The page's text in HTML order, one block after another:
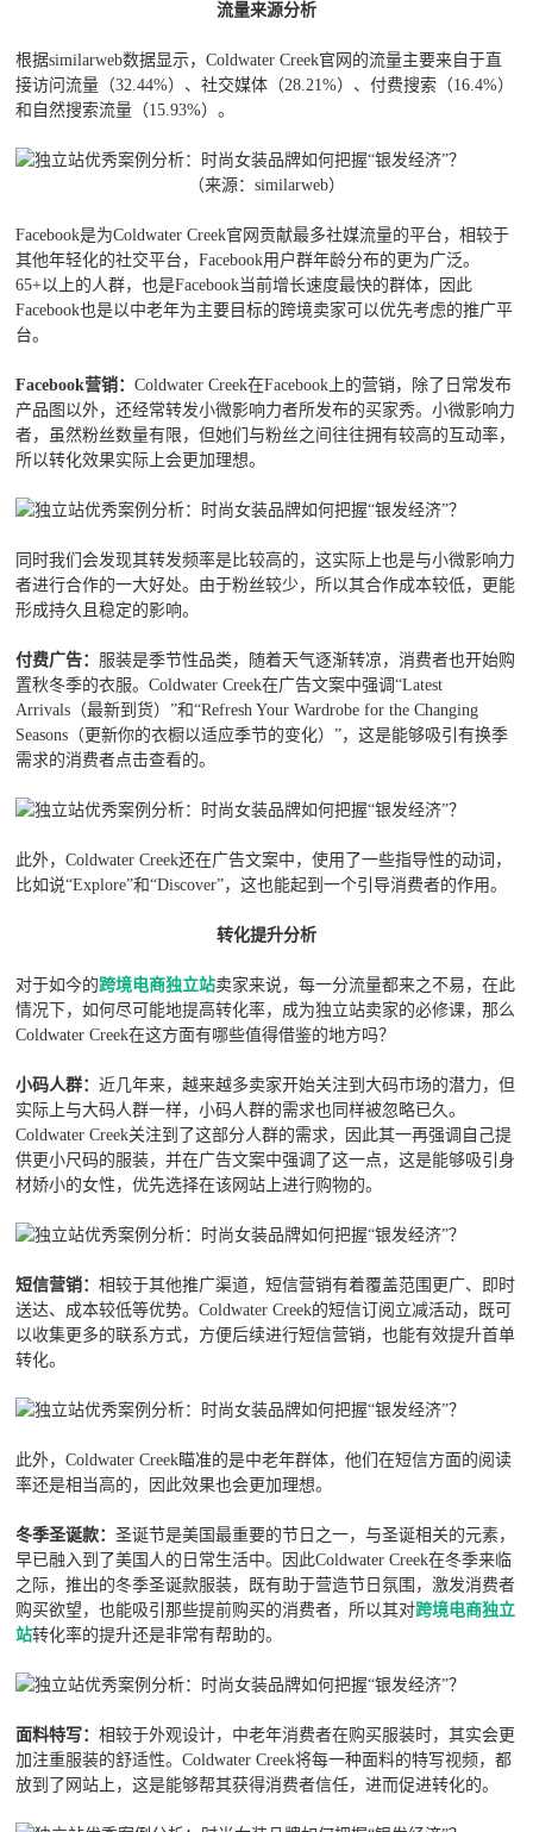
流量来源分析
根据similarweb数据显示，Coldwater Creek官网的流量主要来自于直
接访问流量（32.44%）、社交媒体（28.21%）、付费搜索（16.4%）
和自然搜索流量（15.93%）。
（来源：similarweb）
Facebook是为Coldwater Creek官网贡献最多社媒流量的平台，相较于
其他年轻化的社交平台，Facebook用户群年龄分布的更为广泛。
65+以上的人群，也是Facebook当前增长速度最快的群体，因此
Facebook也是以中老年为主要目标的跨境卖家可以优先考虑的推广平
台。
Facebook营销：Coldwater Creek在Facebook上的营销，除了日常发布
产品图以外，还经常转发小微影响力者所发布的买家秀。小微影响力
者，虽然粉丝数量有限，但她们与粉丝之间往往拥有较高的互动率，
所以转化效果实际上会更加理想。
同时我们会发现其转发频率是比较高的，这实际上也是与小微影响力
者进行合作的一大好处。由于粉丝较少，所以其合作成本较低，更能
形成持久且稳定的影响。
付费广告： 服装是季节性品类，随着天气逐渐转凉，消费者也开始购
置秋冬季的衣服。Coldwater Creek在广告文案中强调“Latest
Arrivals（最新到货）”和“Refresh Your Wardrobe for the Changing
Seasons（更新你的衣橱以适应季节的变化）”，这是能够吸引有换季
需求的消费者点击查看的。
此外，Coldwater Creek还在广告文案中，使用了一些指导性的动词，
比如说“Explore”和“Discover”，这也能起到一个引导消费者的作用。
转化提升分析
对于如今的跨境电商独立站卖家来说，每一分流量都来之不易，在此
情况下，如何尽可能地提高转化率，成为独立站卖家的必修课，那么
Coldwater Creek在这方面有哪些值得借鉴的地方吗？
小码人群：近几年来，越来越多卖家开始关注到大码市场的潜力，但
实际上与大码人群一样，小码人群的需求也同样被忽略已久。
Coldwater Creek关注到了这部分人群的需求，因此其一再强调自己提
供更小尺码的服装，并在广告文案中强调了这一点，这是能够吸引身
材娇小的女性，优先选择在该网站上进行购物的。
短信营销：相较于其他推广渠道，短信营销有着覆盖范围更广、即时
送达、成本较低等优势。Coldwater Creek的短信订阅立减活动，既可
以收集更多的联系方式，方便后续进行短信营销，也能有效提升首单
转化。
此外，Coldwater Creek瞄准的是中老年群体，他们在短信方面的阅读
率还是相当高的，因此效果也会更加理想。
冬季圣诞款：圣诞节是美国最重要的节日之一，与圣诞相关的元素，
早已融入到了美国人的日常生活中。因此Coldwater Creek在冬季来临
之际，推出的冬季圣诞款服装，既有助于营造节日氛围，激发消费者
购买欲望，也能吸引那些提前购买的消费者，所以其对跨境电商独立
站转化率的提升还是非常有帮助的。
面料特写：相较于外观设计，中老年消费者在购买服装时，其实会更
加注重服装的舒适性。Coldwater Creek将每一种面料的特写视频，都
放到了网站上，这是能够帮其获得消费者信任，进而促进转化的。